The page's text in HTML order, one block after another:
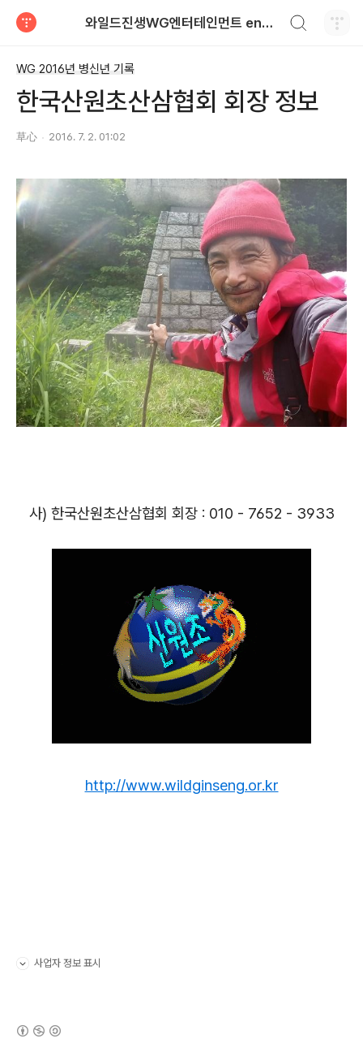
와일드진생WG엔터테인먼트 entertainment
WG 2016년 병신년 기록
한국산원초산삼협회 회장 정보
草心 2016. 7. 2. 01:02
사) 한국산원초산삼협회 회장 : 010 - 7652 - 3933
http://www.wildginseng.or.kr
사업자 정보 표시